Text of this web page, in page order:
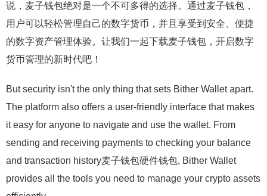
说，麦子钱包绝对是一个不可多得的选择。通过麦子钱包，
用户可以轻松管理自己的数字货币，并且享受到安全、便捷
的数字资产管理体验。让我们一起下载麦子钱包，开启数字
货币管理的新时代吧！
But security isn't the only thing that sets Bither Wallet apart.
The platform also offers a user-friendly interface that makes
it easy for anyone to navigate and use the wallet. From
sending and receiving payments to checking your balance
and transaction history麦子钱包硬件钱包, Bither Wallet
provides all the tools you need to manage your crypto assets